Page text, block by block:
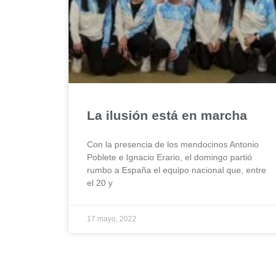
La ilusión está en marcha
Con la presencia de los mendocinos Antonio
Poblete e Ignacio Erario, el domingo partió
rumbo a España el equipo nacional que, entre
el 20 y
17 mayo, 2022